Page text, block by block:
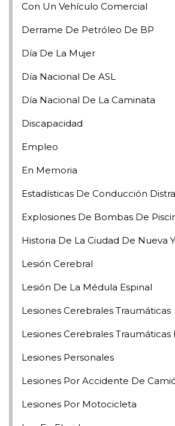
Con Un Vehículo Comercial
Derrame De Petróleo De BP
Día De La Mujer
Día Nacional De ASL
Día Nacional De La Caminata
Discapacidad
Empleo
En Memoria
Estadísticas De Conducción
Explosiones De Bombas De
Historia De La Ciudad De Nueva
Lesión Cerebral
Lesión De La Médula Espinal
Lesiones Cerebrales Traumáticas
Lesiones Cerebrales Traumáticas
Lesiones Personales
Lesiones Por Accidente De
Lesiones Por Motocicleta